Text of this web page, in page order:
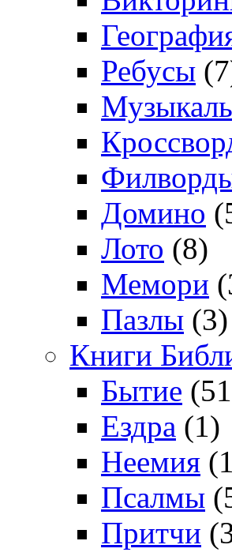
Ребусы
Домино
Лото (8)
Мемори
Пазлы (3)
Книги
Бытие
Ездра (1)
Неемия
Псалмы
Притчи